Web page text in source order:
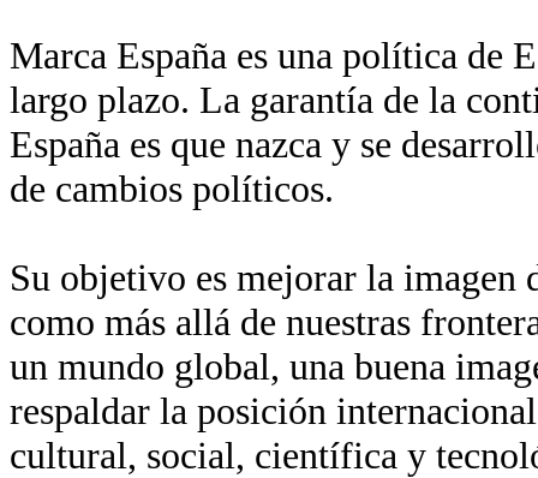
Marca España es una política de
largo plazo. La garantía de la
España es que nazca y se
de cambios políticos.
Su objetivo es mejorar la imagen
como más allá de nuestras
un mundo global, una buena
respaldar la posición
cultural, social, científica y